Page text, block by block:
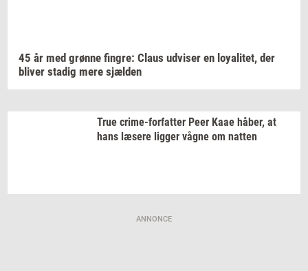
45 år med grøn­ne fin­gre: Claus ud­vi­ser en loy­a­li­tet, der
bli­ver sta­dig mere sjæl­den
True crime-​forfatter Peer Kaae håber, at
hans læ­se­re lig­ger vågne om nat­ten
ANNONCE